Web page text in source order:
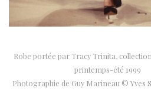
Robe portée par Tracy Trinita,
printemps-été 1999
Photographie de Guy Marineau © Yves